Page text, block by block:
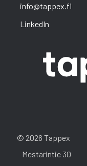
info@tappex.fi
LinkedIn
© 2026 Tappex
Mestarintie 30